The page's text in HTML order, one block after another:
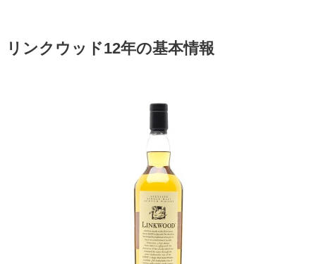
リンクウッド12年の基本情報